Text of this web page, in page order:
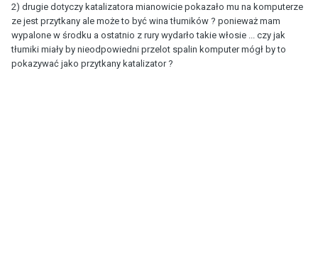
2) drugie dotyczy katalizatora mianowicie pokazało mu na komputerze
ze jest przytkany ale może to być wina tłumików ? ponieważ mam
wypalone w środku a ostatnio z rury wydarło takie włosie ... czy jak
tłumiki miały by nieodpowiedni przelot spalin komputer mógł by to
pokazywać jako przytkany katalizator ?